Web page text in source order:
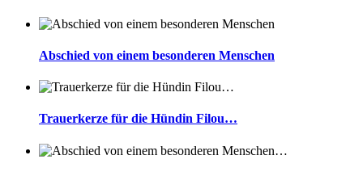
Abschied von einem besonderen Menschen
Trauerkerze für die Hündin Filou…